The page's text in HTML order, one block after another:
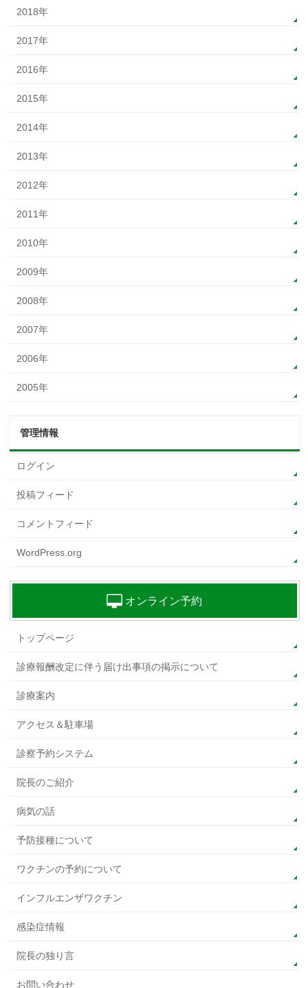
2018年
2017年
2016年
2015年
2014年
2013年
2012年
2011年
2010年
2009年
2008年
2007年
2006年
2005年
管理情報
ログイン
投稿フィード
コメントフィード
WordPress.org
オンライン予約
トップページ
診療報酬改定に伴う届け出事項の掲示について
診療案内
アクセス＆駐車場
診察予約システム
院長のご紹介
病気の話
予防接種について
ワクチンの予約について
インフルエンザワクチン
感染症情報
院長の独り言
お問い合わせ